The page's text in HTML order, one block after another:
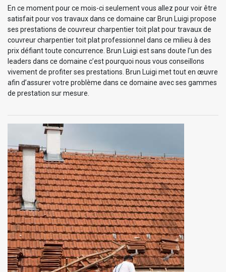
En ce moment pour ce mois-ci seulement vous allez pour voir être
satisfait pour vos travaux dans ce domaine car Brun Luigi propose
ses prestations de couvreur charpentier toit plat pour travaux de
couvreur charpentier toit plat professionnel dans ce milieu à des
prix défiant toute concurrence. Brun Luigi est sans doute l’un des
leaders dans ce domaine c’est pourquoi nous vous conseillons
vivement de profiter ses prestations. Brun Luigi met tout en œuvre
afin d’assurer votre problème dans ce domaine avec ses gammes
de prestation sur mesure.